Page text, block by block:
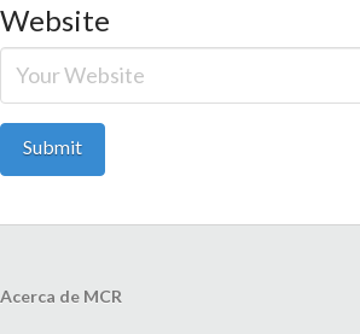
Website
Acerca de MCR